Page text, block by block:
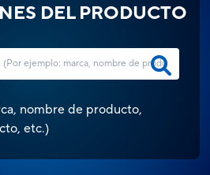
DEL PRODUCTO
nombre de producto,
etc.)